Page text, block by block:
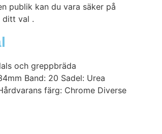
publik kan du vara säker på
ditt val .
och greppbräda
Band: 20 Sadel: Urea
färg: Chrome Diverse